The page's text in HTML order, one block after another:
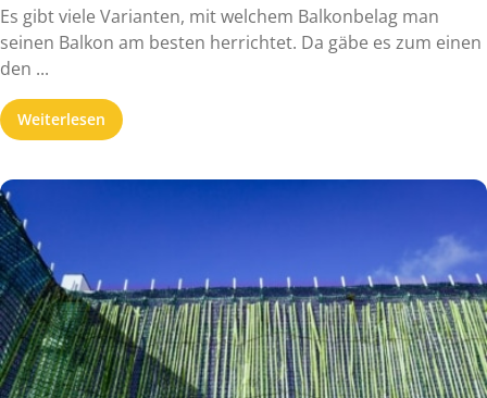
Es gibt viele Varianten, mit welchem Balkonbelag man
seinen Balkon am besten herrichtet. Da gäbe es zum einen
den ...
Weiterlesen